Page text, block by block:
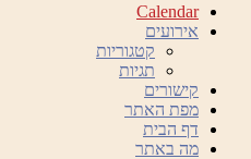
Calendar
אירועים
קטגוריות
תגיות
קישורים
מפת האתר
דף הבית
מה באתר